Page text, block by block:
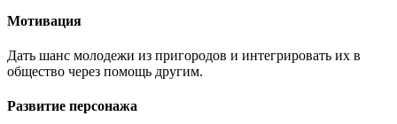
Мотивация
Дать шанс молодежи из пригородов и интегрировать их в
общество через помощь другим.
Развитие персонажа